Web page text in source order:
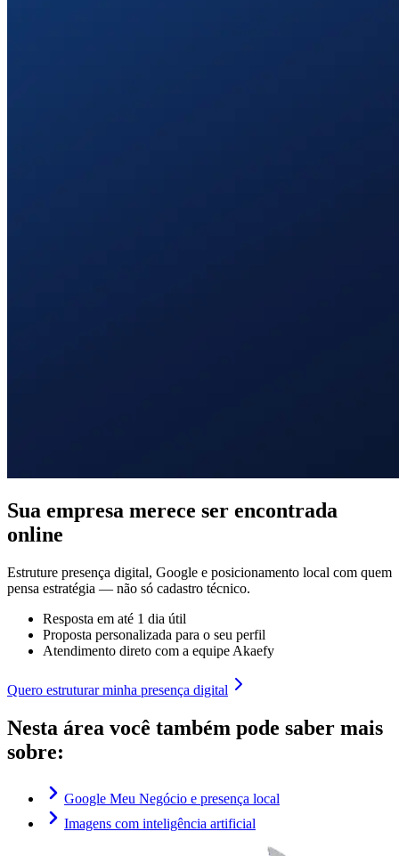
Sua empresa merece ser encontrada
online
Estruture presença digital, Google e posicionamento local com quem
pensa estratégia — não só cadastro técnico.
Resposta em até 1 dia útil
Proposta personalizada para o seu perfil
Atendimento direto com a equipe Akaefy
Quero estruturar minha presença digital
Nesta área você também pode saber mais
sobre:
Google Meu Negócio e presença local
Imagens com inteligência artificial